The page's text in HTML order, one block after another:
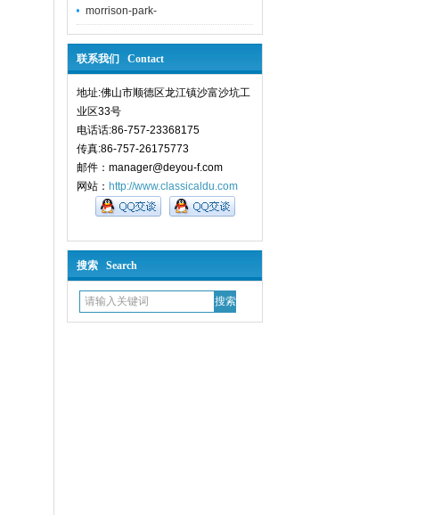
morrison-park-
联系我们 Contact
地址:佛山市顺德区龙江镇沙富沙坑工
业区33号
电话话:86-757-23368175
传真:86-757-26175773
邮件：manager@deyou-f.com
网站： http://www.classicaldu.com
搜索 Search